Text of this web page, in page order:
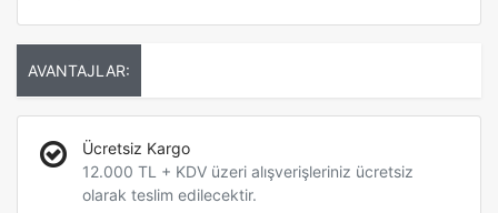
AVANTAJLAR:
Ücretsiz Kargo
12.000 TL + KDV üzeri alışverişleriniz ücretsiz
olarak teslim edilecektir.